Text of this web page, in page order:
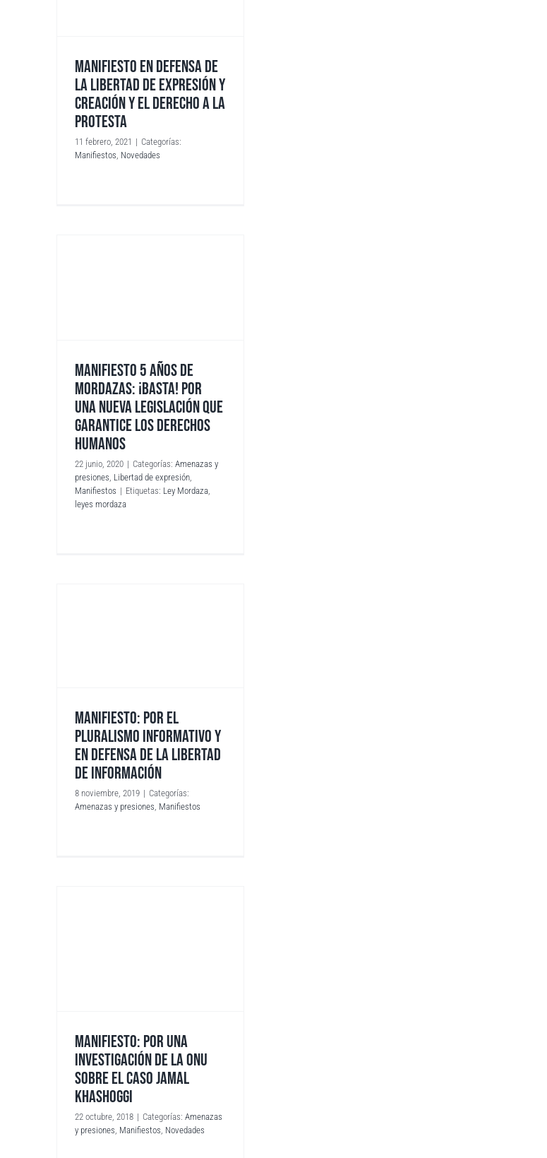
MANIFIESTO EN DEFENSA DE
LA LIBERTAD DE EXPRESIÓN Y
CREACIÓN Y EL DERECHO A LA
PROTESTA
11 febrero, 2021 | Categorías:
Manifiestos Novedades
MANIFIESTO 5 AÑOS DE
MORDAZAS: ¡BASTA! POR
UNA NUEVA LEGISLACIÓN QUE
GARANTICE LOS DERECHOS
HUMANOS
22 junio, 2020 | Categorías:Amenazas y
presiones, Libertad de expresión,
Manifiestos | Etiquetas: Ley Mordaza,
leyes mordaza
MANIFIESTO: POR EL
PLURALISMO INFORMATIVO Y
EN DEFENSA DE LA LIBERTAD
DE INFORMACIÓN
8 noviembre, 2019 | Categorías:
Amenazas y presiones, Manifiestos
MANIFIESTO: POR UNA
INVESTIGACIÓN DE LA ONU
SOBRE EL CASO JAMAL
KHASHOGGI
22 octubre, 2018 | Categorías:Amenazas
y presiones, Manifiestos, Novedades